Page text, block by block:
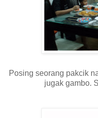
Posing seorang pakcik
jugak gambo.